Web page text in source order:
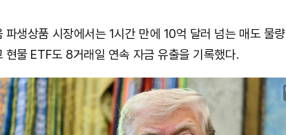
파생상품 시장에서는 1시간 만에 10억 달러 넘는 매도 물량
현물 ETF도 8거래일 연속 자금 유출을 기록했다.